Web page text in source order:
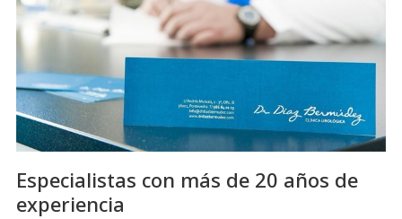
Especialistas con más de 20 años de
experiencia